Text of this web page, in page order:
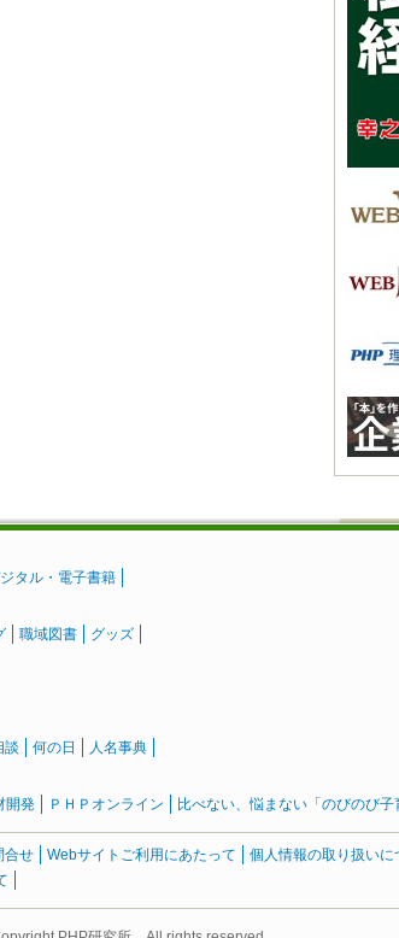
タル・電子書籍
職域図書 グッズ
談 何の日 人名事典
開発 ＰＨＰオンライン 比べない、悩まない「のびのび
合せ Webサイトご利用にあたって
個人情報の取り扱いに